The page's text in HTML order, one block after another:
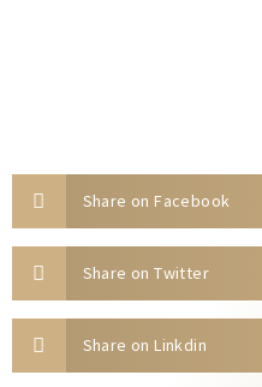
Share on Facebook
Share on Twitter
Share on Linkdin